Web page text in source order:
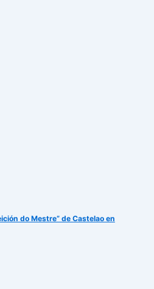
do Mestre” de Castelao en